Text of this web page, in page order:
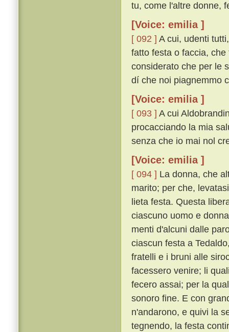
tu, come l'altre donne,
[Voice: emilia ]
[ 092 ] A cui, udenti
fatto festa o faccia,
considerato che per le
dí che noi piagnemmo
[Voice: emilia ]
[ 093 ] A cui
procacciando la mia
senza che io mai nol
[Voice: emilia ]
[ 094 ] La donna, che
marito; per che,
lieta festa. Questa
ciascuno uomo e
menti d'alcuni dalle
ciascun festa a
fratelli e i bruni alle
facessero venire; li
fecero assai; per la
sonoro fine. E con
n'andarono, e quivi la
tegnendo, la festa